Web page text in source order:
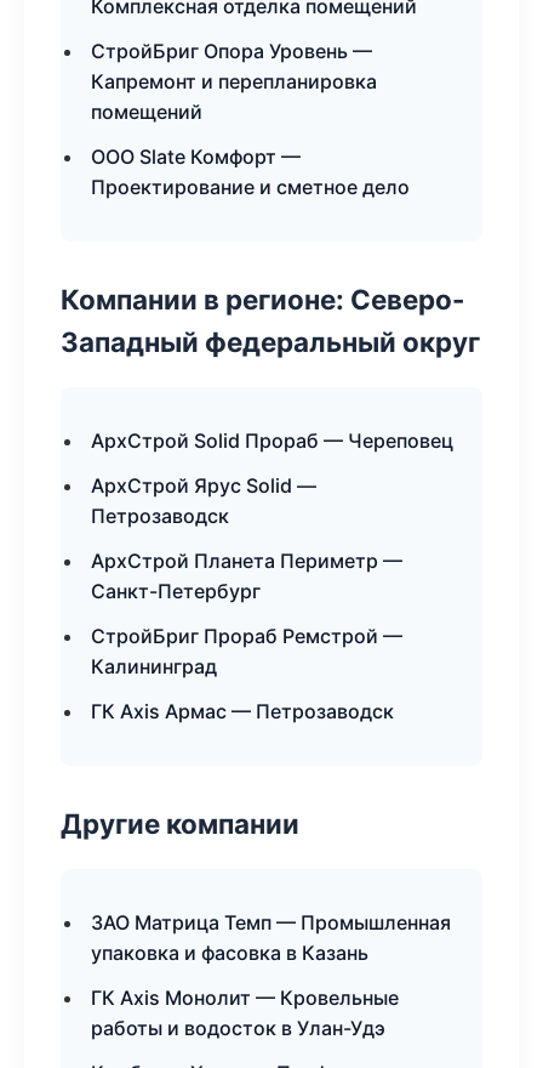
Комплексная отделка помещений
СтройБриг Опора Уровень —
Капремонт и перепланировка
помещений
ООО Slate Комфорт —
Проектирование и сметное дело
Компании в регионе: Северо-
Западный федеральный округ
АрхСтрой Solid Прораб — Череповец
АрхСтрой Ярус Solid —
Петрозаводск
АрхСтрой Планета Периметр —
Санкт-Петербург
СтройБриг Прораб Ремстрой —
Калининград
ГК Axis Армас — Петрозаводск
Другие компании
ЗАО Матрица Темп — Промышленная
упаковка и фасовка в Казань
ГК Axis Монолит — Кровельные
работы и водосток в Улан-Удэ